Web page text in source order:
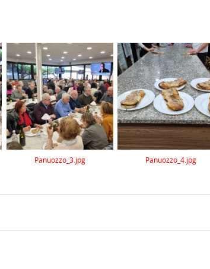
Panuozzo_3.jpg Panuozzo_4.jpg